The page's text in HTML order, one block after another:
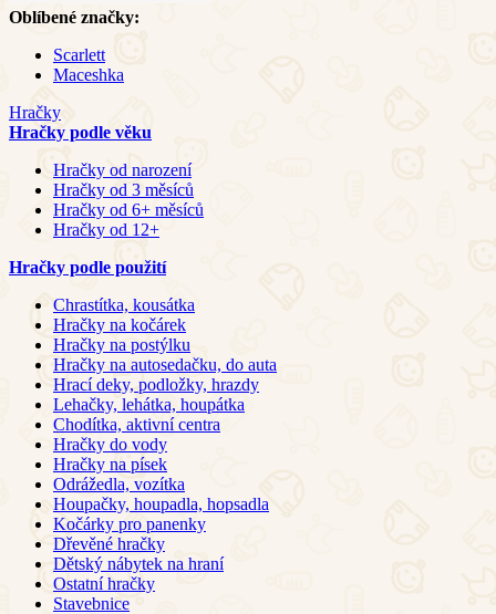
Oblíbené značky:
Scarlett
Maceshka
Hračky
Hračky podle věku
Hračky od narození
Hračky od 3 měsíců
Hračky od 6+ měsíců
Hračky od 12+
Hračky podle použití
Chrastítka, kousátka
Hračky na kočárek
Hračky na postýlku
Hračky na autosedačku, do auta
Hrací deky, podložky, hrazdy
Lehačky, lehátka, houpátka
Chodítka, aktivní centra
Hračky do vody
Hračky na písek
Odrážedla, vozítka
Houpačky, houpadla, hopsadla
Kočárky pro panenky
Dřevěné hračky
Dětský nábytek na hraní
Ostatní hračky
Stavebnice